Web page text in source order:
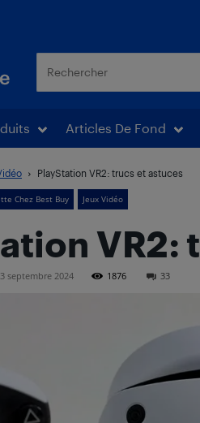
Articles De Fond
PlayStation VR2: trucs et astuces
Chez Best Buy Jeux Vidéo
VR2:
3 septembre 2024 1876 33